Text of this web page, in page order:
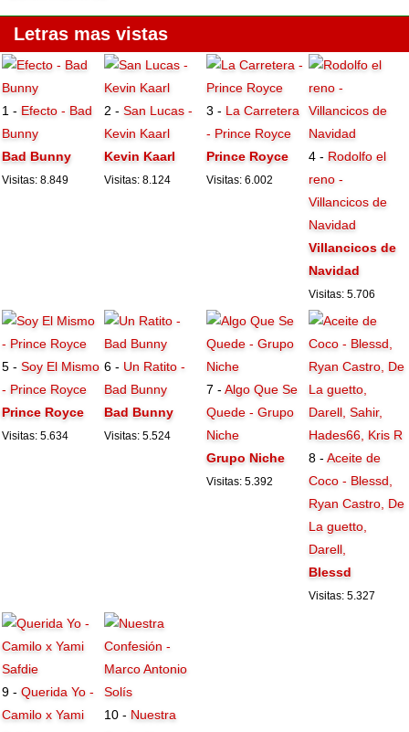
Letras mas vistas
1 - Efecto - Bad
Bunny
Bad Bunny
Visitas: 8.849
2 -San Lucas -
Kevin Kaarl
Kevin Kaarl
Visitas: 8.124
3 - La Carretera
- Prince Royce
Prince Royce
Visitas: 6.002
4 - Rodolfo el
reno -
Villancicos de
Navidad
Villancicos de
Navidad
Visitas: 5.706
5 -Soy El Mismo
- Prince Royce
Prince Royce
Visitas: 5.634
6 - Un Ratito -
Bad Bunny
Bad Bunny
Visitas: 5.524
7 -Algo Que Se
Quede - Grupo
Niche
Grupo Niche
Visitas: 5.392
8 -Aceite de
Coco - Blessd,
Ryan Castro, De
La guetto,
Darell,
Blessd
Visitas: 5.327
9 -Querida Yo -
Camilo x Yami
10 - Nuestra